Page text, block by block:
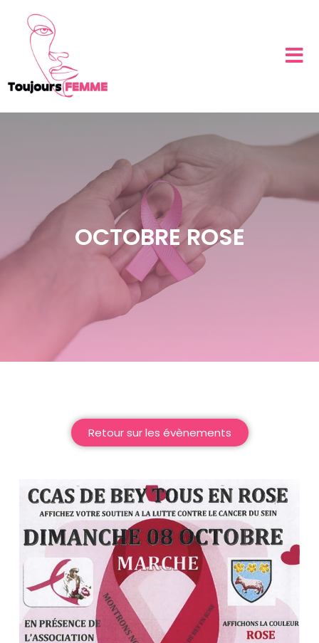
OCTOBRE ROSE
Retour sur les évènements